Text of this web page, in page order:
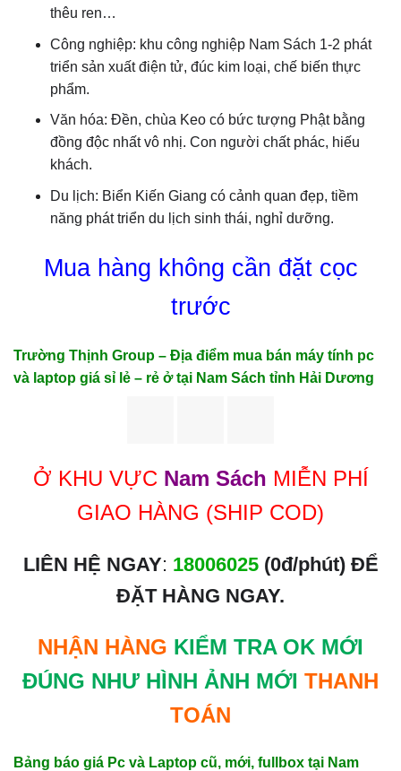
thêu ren…
Công nghiệp: khu công nghiệp Nam Sách 1-2 phát
triển sản xuất điện tử, đúc kim loại, chế biến thực
phẩm.
Văn hóa: Đền, chùa Keo có bức tượng Phật bằng
đồng độc nhất vô nhị. Con người chất phác, hiếu
khách.
Du lịch: Biển Kiến Giang có cảnh quan đẹp, tiềm
năng phát triển du lịch sinh thái, nghỉ dưỡng.
Mua hàng không cần đặt cọc
trước
Trường Thịnh Group – Địa điểm mua bán máy tính pc
và laptop giá sỉ lẻ – rẻ ở tại Nam Sách tỉnh Hải Dương
Ở KHU VỰC Nam Sách MIỄN PHÍ
GIAO HÀNG (SHIP COD)
LIÊN HỆ NGAY: 18006025(0đ/phút) ĐỂ
ĐẶT HÀNG NGAY.
NHẬN HÀNG KIỂM TRA OK MỚI
ĐÚNG NHƯ HÌNH ẢNH MỚI THANH
TOÁN
Bảng báo giá Pc và Laptop cũ, mới, fullbox tại Nam